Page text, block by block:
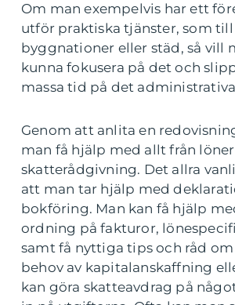
Om man exempelvis har ett
utför praktiska tjänster, som till
byggnationer eller städ, så vill
kunna fokusera på det och
massa tid på det
Genom att anlita en
man få hjälp med allt från
skatterådgivning. Det allra
att man tar hjälp med
bokföring. Man kan få hjälp
ordning på fakturor,
samt få nyttiga tips och råd om
behov av kapitalanskaffning
kan göra skatteavdrag på